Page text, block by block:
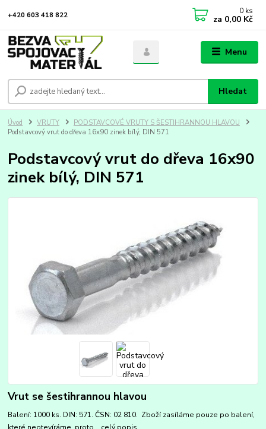
Menu
Hledat
+420 603 418 822 0 ks
za 0,00 Kč
Úvod VRUTY
PODSTAVCOVÉ VRUTY S ŠESTIHRANNOU HLAVOU
Podstavcový vrut do dřeva 16x90 zinek bílý, DIN 571
Podstavcový vrut do dřeva 16x90
zinek bílý, DIN 571
Vrut se šestihrannou hlavou
Balení: 1000 ks. DIN: 571. ČSN: 02 810. Zboží zasíláme pouze po balení,
které neotevíráme, proto... celý popis